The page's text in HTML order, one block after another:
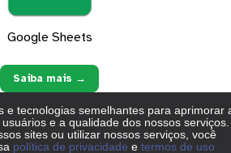
Google Sheets
Saiba mais →